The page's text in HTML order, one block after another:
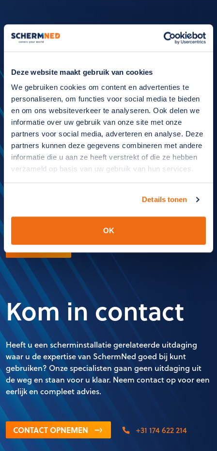
Deze website maakt gebruik van cookies
We gebruiken cookies om content en advertenties te
personaliseren, om functies voor social media te bieden
en om ons websiteverkeer te analyseren. Ook delen we
informatie over uw gebruik van onze site met onze
partners voor social media, adverteren en analyse. Deze
partners kunnen deze gegevens combineren met andere
informatie die u aan ze heeft verstrekt of die ze hebben
verzameld op basis van uw gebruik van hun services.
Details tonen
OK
Internationaal
All over the world
export
LEES MEER
Kom in contact
Heeft u een scherminstallatie gerelateerde uitdaging
waar u de expertise van SchermNed goed bij kunt
gebruiken? Onze specialisten gaan geen uitdaging uit
de weg en staan voor u klaar. Neem contact op voor een
eerlijk en compleet advies.
CONTACT OPNEMEN +31 174 622 214